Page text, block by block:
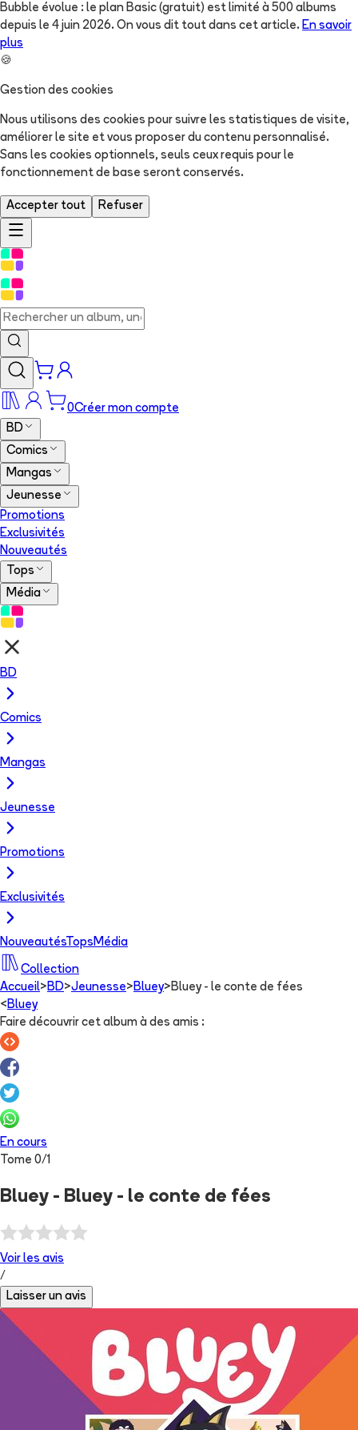
Bubble évolue : le plan Basic (gratuit) est limité à 500 albums
depuis le 4 juin 2026. On vous dit tout dans cet article. En savoir
plus
🍪
Gestion des cookies
Nous utilisons des cookies pour suivre les statistiques de visite,
améliorer le site et vous proposer du contenu personnalisé.
Sans les cookies optionnels, seuls ceux requis pour le
fonctionnement de base seront conservés.
Accepter tout Refuser
0Créer mon compte
BD
Comics
Mangas
Jeunesse
Promotions
Exclusivités
Nouveautés
Tops
Média
BD
Comics
Mangas
Jeunesse
Promotions
Exclusivités
NouveautésTops Média
Collection
Accueil> BD>Jeunesse> Bluey> Bluey - le conte de fées
< Bluey
Faire découvrir cet album à des amis :
En cours
Tome 0/1
Bluey - Bluey - le conte de fées
Voir les avis
/
Laisser un avis